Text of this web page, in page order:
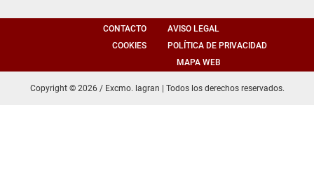
CONTACTO
AVISO LEGAL
COOKIES
POLÍTICA DE PRIVACIDAD
MAPA WEB
Copyright © 2026 / Excmo. lagran | Todos los derechos reservados.